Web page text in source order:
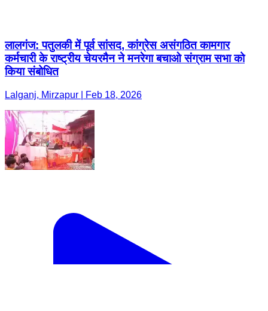
लालगंज: पतुलकी में पूर्व सांसद, कांग्रेस असंगठित कामगार
कर्मचारी के राष्ट्रीय चेयरमैन ने मनरेगा बचाओ संग्राम सभा को
किया संबोधित
Lalganj, Mirzapur | Feb 18, 2026